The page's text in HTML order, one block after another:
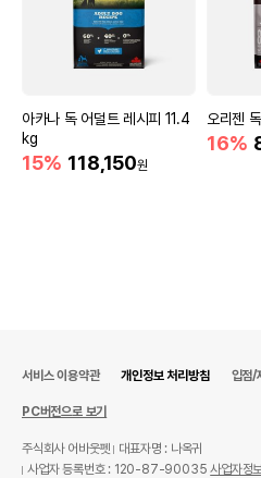
아카나 독 어덜트 레시피 11.4
kg
15% 118,150원
오리젠
16%
서비스 이용약관 개인정보 처리방침 입점/
PC버전으로 보기
주식회사 어바웃펫
대표자명 : 나옥귀
사업자 등록번호 : 120-87-90035사업자정